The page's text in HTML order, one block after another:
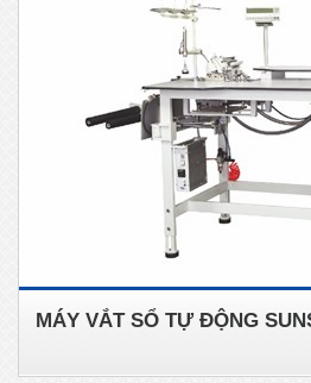
MÁY VẮT SỔ TỰ ĐỘNG